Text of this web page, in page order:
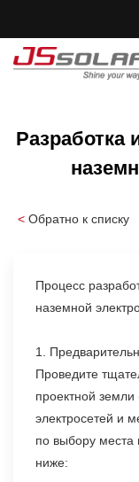
Разработка
< Обратно к списку
Процесс
наземной
1.
Проведите
проектной земли
электросетей и
по выбору места
ниже: